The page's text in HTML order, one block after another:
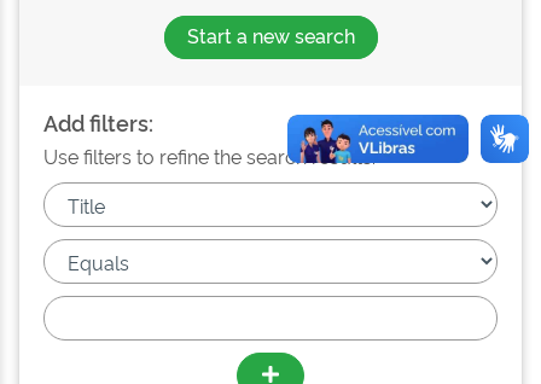
Start a new search
Add filters:
Use filters to refine the search results.